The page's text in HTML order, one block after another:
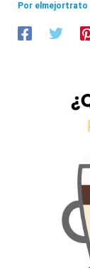
Por elmejortrato